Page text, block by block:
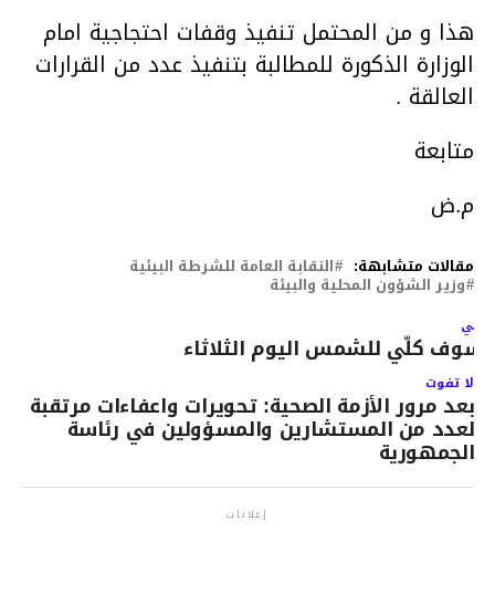
هذا و من المحتمل تنفيذ وقفات احتجاجية امام
الوزارة الذكورة للمطالبة بتنفيذ عدد من القرارات
العالقة .
متابعة
م.ض
مقالات متشابهة: النقابة العامة للشرطة البيئية
وزير الشؤون المحلية والبيئة
كلّي للشمس اليوم الثلاثاء
لا تفوت
بعد مرور الأزمة الصحية: تحويرات واعفاءات مرتقبة
لعدد من المستشارين والمسؤولين في رئاسة
الجمهورية
إعلانات